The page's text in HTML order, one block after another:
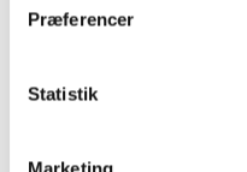
Præferencer
Statistik
Marketing